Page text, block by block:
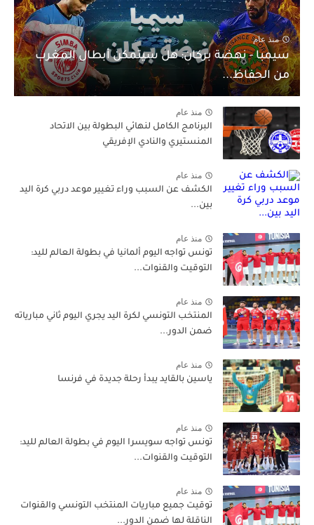
منذ عام
سيمبا - نهضة بركان: هل سيتمكن أبطال المغرب
من الحفاظ...
منذ عام
البرنامج الكامل لنهائي البطولة بين الاتحاد
المنستيري والنادي الإفريقي
منذ عام
الكشف عن السبب وراء تغيير موعد دربي كرة اليد
بين...
منذ عام
تونس تواجه اليوم ألمانيا في بطولة العالم لليد:
التوقيت والقنوات...
منذ عام
المنتخب التونسي لكرة اليد يجري اليوم ثاني مبارياته
ضمن الدور...
منذ عام
ياسين بالقايد يبدأ رحلة جديدة في فرنسا
منذ عام
تونس تواجه سويسرا اليوم في بطولة العالم لليد:
التوقيت والقنوات...
منذ عام
توقيت جميع مباريات المنتخب التونسي والقنوات
الناقلة لها ضمن الدور...